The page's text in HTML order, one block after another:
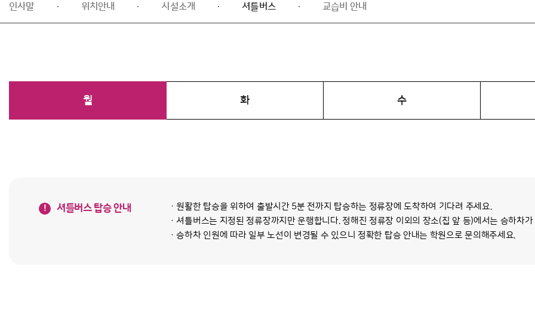
인사말 위치안내 시설소개 셔틀버스 교습비 안내
월 화 수
! 셔틀버스 탑승 안내
· 원활한 탑승을 위하여 출발시간 5분 전까지 탑승하는 정류장에 도착하여 기다려 주세요.
· 셔틀버스는 지정된 정류장까지만 운행합니다. 정해진 정류장 이외의 장소(집 앞 등)에서는 승하차
· 승하차 인원에 따라 일부 노선이 변경될 수 있으니 정확한 탑승 안내는 학원으로 문의해주세요.